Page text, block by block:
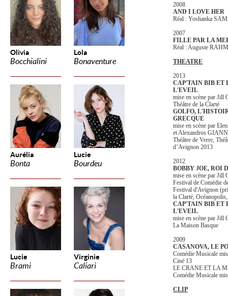
Olivia
Bocchialini
Lola
Bonaventure
Aurélia
Bonta
Lucie
Bourdeu
Lucie
Brami
Virginie
Caliari
2008
AND I LOVE HER
Réal : Yoshanka
2007
FILLE PAR LA
Réal : Auguste
THEATRE
2013
CAP'TAIN BIB ET
L'EVEIL
mise en scène par Jill
Théâtre de la Clarté
GOLFO,
GRECQUE
mise en scène par
et Alexandros
Théâtre de Verre,
d’Avignon 2013
2012
BOBBY JOE, ROI
mise en scène par Jill
Festival de Comédie
Festival d'Avignon
la Clarté,
CAP'TAIN BIB ET
L'EVEIL
mise en scène par Jill
La Maison Basque
2009
CASANOVA, LE
Comédie Musicale
Ciné 13
LE CRANE ET LA
Comédie Musicale
CLIP